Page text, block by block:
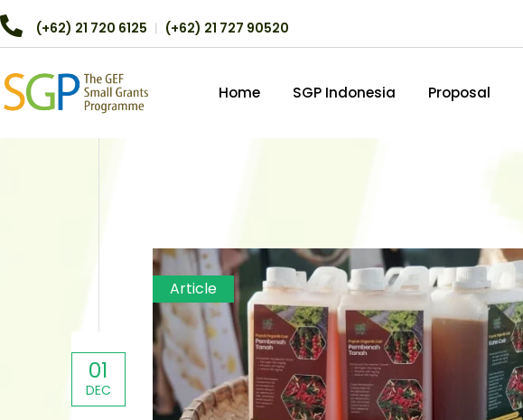
(+62) 21 720 6125 ︱ (+62) 21 727 90520
Home SGP Indonesia Proposal
Article
01
DEC